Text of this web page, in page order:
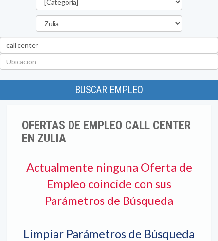
BUSCAR EMPLEO
OFERTAS DE EMPLEO CALL CENTER
EN ZULIA
Actualmente ninguna Oferta de
Empleo coincide con sus
Parámetros de Búsqueda
Limpiar Parámetros de Búsqueda